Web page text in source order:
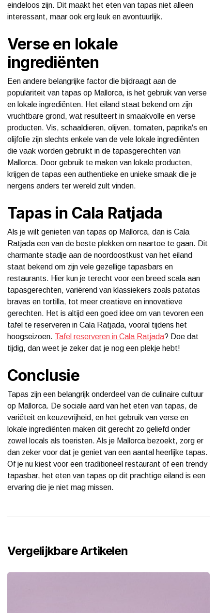
eindeloos zijn. Dit maakt het eten van tapas niet alleen
interessant, maar ook erg leuk en avontuurlijk.
Verse en lokale
ingrediënten
Een andere belangrijke factor die bijdraagt ​​aan de
populariteit van tapas op Mallorca, is het gebruik van verse
en lokale ingrediënten. Het eiland staat bekend om zijn
vruchtbare grond, wat resulteert in smaakvolle en verse
producten. Vis, schaaldieren, olijven, tomaten, paprika's en
olijfolie zijn slechts enkele van de vele lokale ingrediënten
die vaak worden gebruikt in de tapasgerechten van
Mallorca. Door gebruik te maken van lokale producten,
krijgen de tapas een authentieke en unieke smaak die je
nergens anders ter wereld zult vinden.
Tapas in Cala Ratjada
Als je wilt genieten van tapas op Mallorca, dan is Cala
Ratjada een van de beste plekken om naartoe te gaan. Dit
charmante stadje aan de noordoostkust van het eiland
staat bekend om zijn vele gezellige tapasbars en
restaurants. Hier kun je terecht voor een breed scala aan
tapasgerechten, variërend van klassiekers zoals patatas
bravas en tortilla, tot meer creatieve en innovatieve
gerechten. Het is altijd een goed idee om van tevoren een
tafel te reserveren in Cala Ratjada, vooral tijdens het
hoogseizoen. Tafel reserveren in Cala Ratjada? Doe dat
tijdig, dan weet je zeker dat je nog een plekje hebt!
Conclusie
Tapas zijn een belangrijk onderdeel van de culinaire cultuur
op Mallorca. De sociale aard van het eten van tapas, de
variëteit en keuzevrijheid, en het gebruik van verse en
lokale ingrediënten maken dit gerecht zo geliefd onder
zowel locals als toeristen. Als je Mallorca bezoekt, zorg er
dan zeker voor dat je geniet van een aantal heerlijke tapas.
Of je nu kiest voor een traditioneel restaurant of een trendy
tapasbar, het eten van tapas op dit prachtige eiland is een
ervaring die je niet mag missen.
Vergelijkbare Artikelen